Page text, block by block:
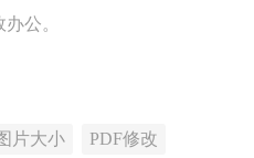
公。
片大小 PDF修改